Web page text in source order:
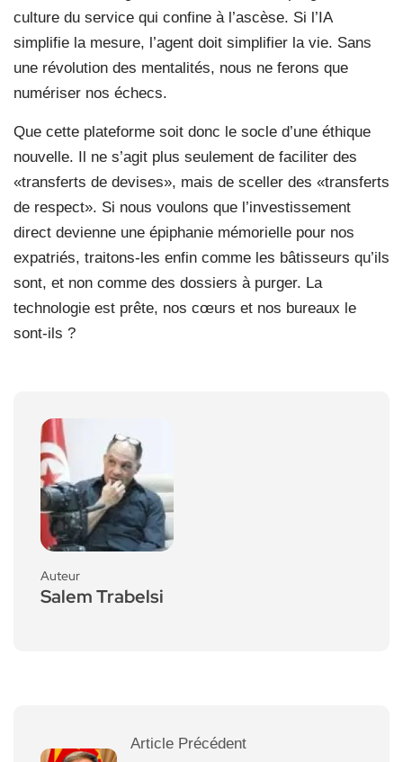
culture du service qui confine à l’ascèse. Si l’IA
simplifie la mesure, l’agent doit simplifier la vie. Sans
une révolution des mentalités, nous ne ferons que
numériser nos échecs.
Que cette plateforme soit donc le socle d’une éthique
nouvelle. Il ne s’agit plus seulement de faciliter des
«transferts de devises», mais de sceller des «transferts
de respect». Si nous voulons que l’investissement
direct devienne une épiphanie mémorielle pour nos
expatriés, traitons-les enfin comme les bâtisseurs qu’ils
sont, et non comme des dossiers à purger. La
technologie est prête, nos cœurs et nos bureaux le
sont-ils ?
Auteur
Salem Trabelsi
Article Précédent